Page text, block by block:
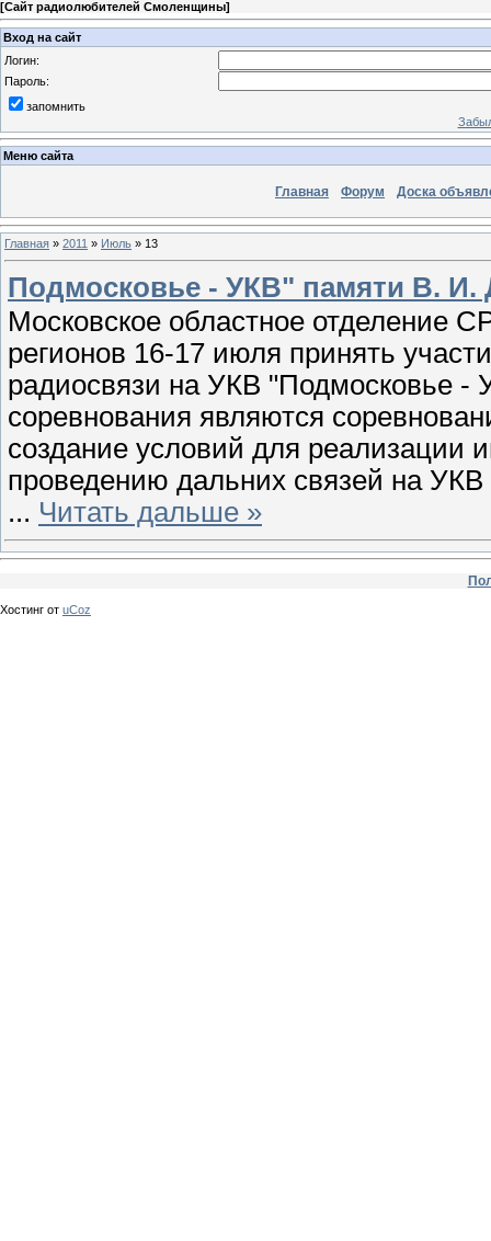
[Сайт радиолюбителей Смоленщины]
Вход на сайт
Логин:
Пароль:
запомнить
Меню сайта
Главная Форум Доска
Главная » 2011 » Июль » 13
Подмосковье - УКВ" памяти В. И.
Московское областное отделение
регионов 16-17 июля принять
радиосвязи на УКВ "Подмосковье
соревнования являются
создание условий для реализации
проведению дальних связей на
... Читать дальше »
Хостинг от uCoz